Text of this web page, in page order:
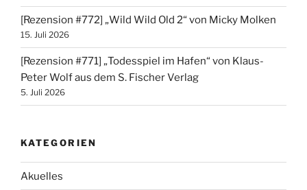
[Rezension #772] „Wild Wild Old 2“ von Micky Molken
15. Juli 2026
[Rezension #771] „Todesspiel im Hafen“ von Klaus-
Peter Wolf aus dem S. Fischer Verlag
5. Juli 2026
KATEGORIEN
Akuelles